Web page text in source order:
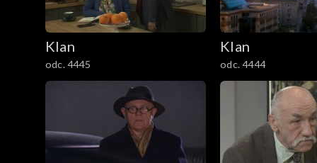
201–300
101–200
1–100
Klan
odc. 4445
Klan
odc. 4444